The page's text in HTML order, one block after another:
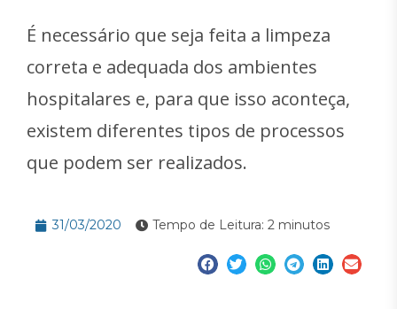
É necessário que seja feita a limpeza
correta e adequada dos ambientes
hospitalares e, para que isso aconteça,
existem diferentes tipos de processos
que podem ser realizados.
31/03/2020 Tempo de Leitura: 2 minutos